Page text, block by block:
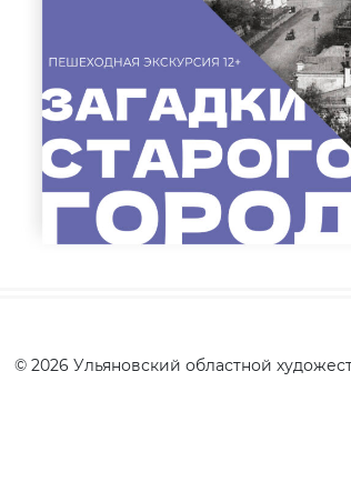
© 2026 Ульяновский областной